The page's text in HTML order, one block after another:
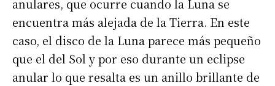
anulares, que ocurre cuando la Luna se
encuentra más alejada de la Tierra. En este
caso, el disco de la Luna parece más pequeño
que el del Sol y por eso durante un eclipse
anular lo que resalta es un anillo brillante de